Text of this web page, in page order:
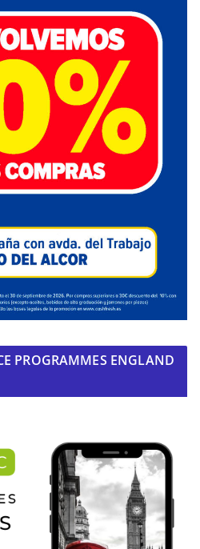
PROGRAMMES ENGLAND